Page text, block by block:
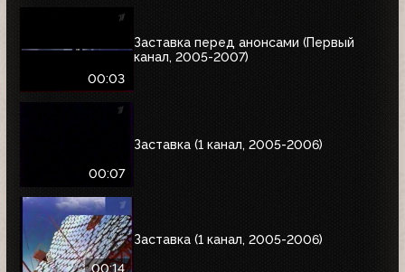
00:03
Заставка перед анонсами (Первый
канал, 2005-2007)
00:07
Заставка (1 канал, 2005-2006)
00:14
Заставка (1 канал, 2005-2006)